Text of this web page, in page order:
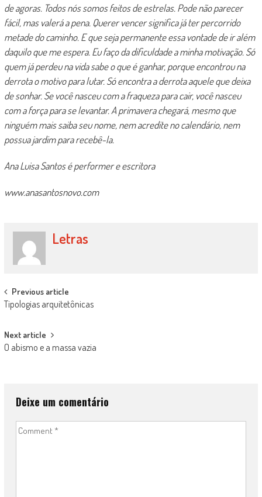
de agoras. Todos nós somos feitos de estrelas. Pode não parecer
fácil, mas valerá a pena. Querer vencer significa já ter percorrido
metade do caminho. E que seja permanente essa vontade de ir além
daquilo que me espera. Eu faço da dificuldade a minha motivação. Só
quem já perdeu na vida sabe o que é ganhar, porque encontrou na
derrota o motivo para lutar. Só encontra a derrota aquele que deixa
de sonhar. Se você nasceu com a fraqueza para cair, você nasceu
com a força para se levantar. A primavera chegará, mesmo que
ninguém mais saiba seu nome, nem acredite no calendário, nem
possua jardim para recebê-la.
Ana Luisa Santos é performer e escritora
www.anasantosnovo.com
Letras
Post
navigation
Previous article
Tipologias arquitetônicas
Next article
O abismo e a massa vazia
Deixe um comentário